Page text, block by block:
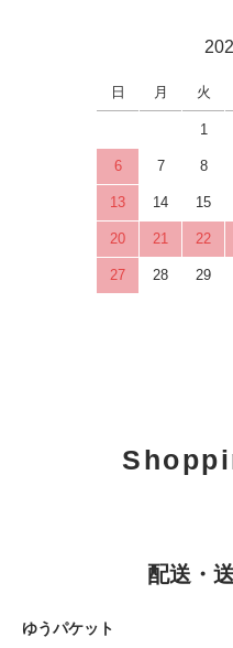
日 月 火
1
6 7 8
13 14 15
20 21 22
27 28 29
配送・
ゆうパケット